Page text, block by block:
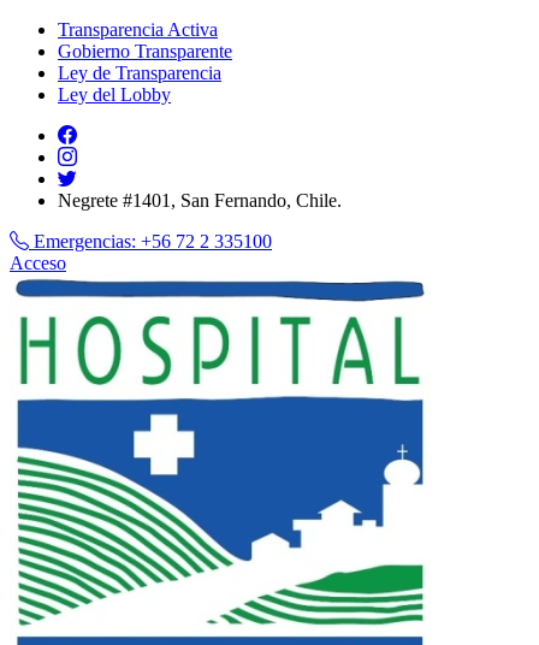
Transparencia Activa
Gobierno Transparente
Ley de Transparencia
Ley del Lobby
Negrete #1401, San Fernando, Chile.
Emergencias: +56 72 2 335100
Acceso